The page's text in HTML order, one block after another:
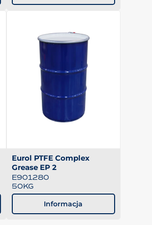
Eurol PTFE Complex
Grease EP 2
E901280
50KG
Informacja